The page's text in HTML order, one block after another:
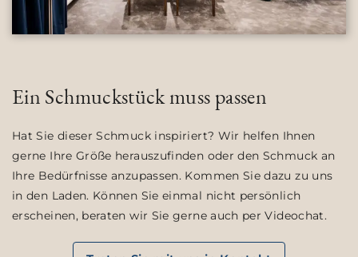
Ein Schmuckstück muss passen
Hat Sie dieser Schmuck inspiriert? Wir helfen Ihnen
gerne Ihre Größe herauszufinden oder den Schmuck an
Ihre Bedürfnisse anzupassen. Kommen Sie dazu zu uns
in den Laden. Können Sie einmal nicht persönlich
erscheinen, beraten wir Sie gerne auch per Videochat.